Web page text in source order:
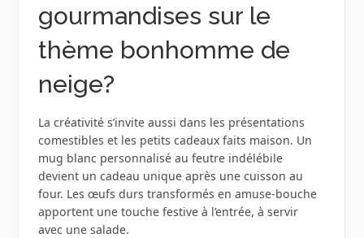
gourmandises sur le
thème bonhomme de
neige?
La créativité s’invite aussi dans les présentations
comestibles et les petits cadeaux faits maison. Un
mug blanc personnalisé au feutre indélébile
devient un cadeau unique après une cuisson au
four. Les œufs durs transformés en amuse‑bouche
apportent une touche festive à l’entrée, à servir
avec une salade.